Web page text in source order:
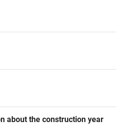
about the construction year